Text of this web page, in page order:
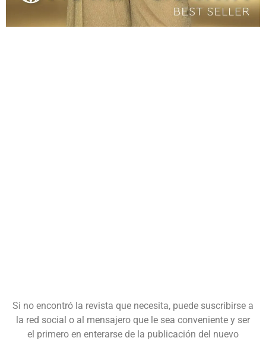
Si no encontró la revista que necesita, puede suscribirse a
la red social o al mensajero que le sea conveniente y ser
el primero en enterarse de la publicación del nuevo